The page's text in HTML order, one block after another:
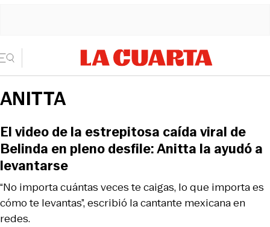
ANITTA
“No importa cuántas veces te caigas, lo que importa es
cómo te levantas”, escribió la cantante mexicana en
redes.
El video de la estrepitosa caída viral de
Belinda en pleno desfile: Anitta la ayudó a
levantarse